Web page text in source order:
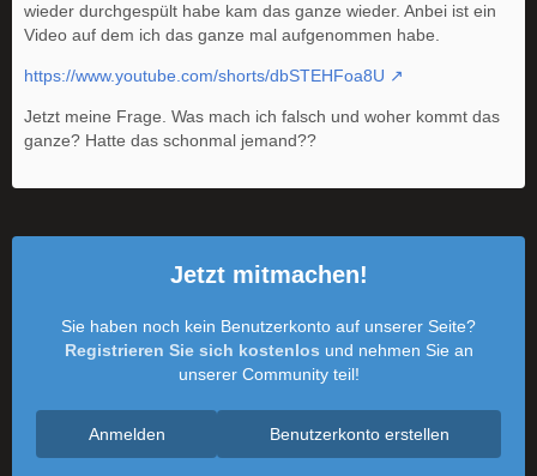
wieder durchgespült habe kam das ganze wieder. Anbei ist ein
Video auf dem ich das ganze mal aufgenommen habe.
https://www.youtube.com/shorts/dbSTEHFoa8U
Jetzt meine Frage. Was mach ich falsch und woher kommt das
ganze? Hatte das schonmal jemand??
Jetzt mitmachen!
Sie haben noch kein Benutzerkonto auf unserer Seite?
Registrieren Sie sich kostenlos und nehmen Sie an
unserer Community teil!
Benutzerkonto erstellen
Anmelden